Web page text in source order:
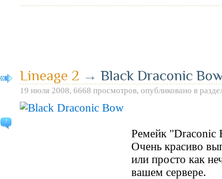
7
Lineage 2 → Black Draconic
19 июля 2008, 6668 просмотров, опубликовано в
Ремейк "Draconic
Очень красиво
или просто как
вашем сервере.